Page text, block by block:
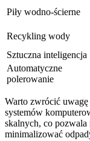
Piły wodno-ścierne
Recykling wody
Sztuczna inteligencja
Automatyczne
polerowanie
Warto zwrócić uwagę
systemów
skalnych, co
minimalizować